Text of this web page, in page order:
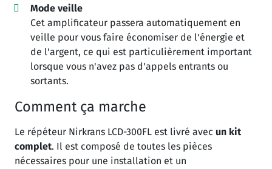
Mode veille
Cet amplificateur passera automatiquement en
veille pour vous faire économiser de l'énergie et
de l'argent, ce qui est particulièrement important
lorsque vous n'avez pas d'appels entrants ou
sortants.
Comment ça marche
Le répéteur Nirkrans LCD-300FL est livré avec un kit
complet. Il est composé de toutes les pièces
nécessaires pour une installation et un